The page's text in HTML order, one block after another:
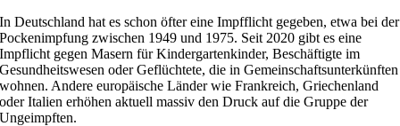
In Deutschland hat es schon öfter eine Impfflicht gegeben, etwa bei der
Pockenimpfung zwischen 1949 und 1975. Seit 2020 gibt es eine
Impflicht gegen Masern für Kindergartenkinder, Beschäftigte im
Gesundheitswesen oder Geflüchtete, die in Gemeinschaftsunterkünften
wohnen. Andere europäische Länder wie Frankreich, Griechenland
oder Italien erhöhen aktuell massiv den Druck auf die Gruppe der
Ungeimpften.